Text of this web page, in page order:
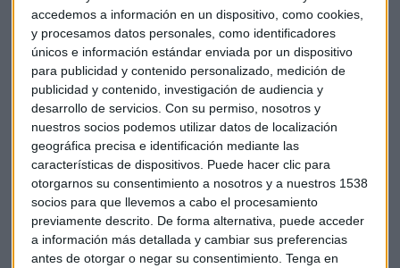
accedemos a información en un dispositivo, como cookies,
y procesamos datos personales, como identificadores
únicos e información estándar enviada por un dispositivo
para publicidad y contenido personalizado, medición de
publicidad y contenido, investigación de audiencia y
desarrollo de servicios. Con su permiso, nosotros y
nuestros socios podemos utilizar datos de localización
geográfica precisa e identificación mediante las
características de dispositivos. Puede hacer clic para
otorgarnos su consentimiento a nosotros y a nuestros 1538
socios para que llevemos a cabo el procesamiento
previamente descrito. De forma alternativa, puede acceder
a información más detallada y cambiar sus preferencias
antes de otorgar o negar su consentimiento. Tenga en
De lo que estamos hablando es de aranceles y/o cuotas
dijo Trump al grupo. "Parte de las opciones sería aranceles
de ingreso. Ante el dumping en el acero, ellos pagarán
aranceles, aranceles sustanciales, lo que significa que
Estados Unidos ganará mucho dinero", agregó.
Trump ahora tiene hasta alrededor del 11 de abril para
decidir si impone restricciones al acero, y hasta el 20
de abril para decidir sobre las restricciones al
aluminio.